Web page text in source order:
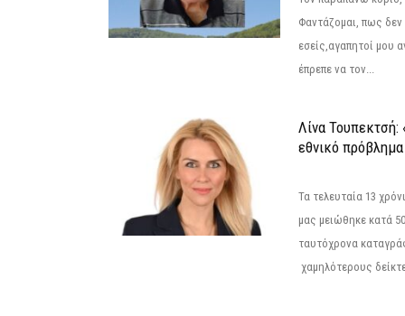
Φαντάζομαι, πως δεν
εσείς,αγαπητοί μου
έπρεπε να τον...
Λίνα Τουπεκτσή:
εθνικό πρόβλημα
Τα τελευταία 13
μας μειώθηκε κατά
ταυτόχρονα
χαμηλότερους